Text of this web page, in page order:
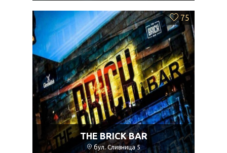
75
THE BRICK BAR
бул. Сливница 5